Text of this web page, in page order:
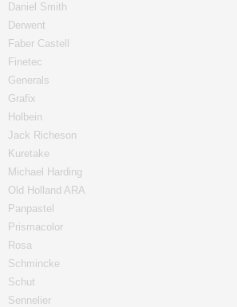
Daniel Smith
Derwent
Faber Castell
Finetec
Generals
Grafix
Holbein
Jack Richeson
Kuretake
Michael Harding
Old Holland ARA
Panpastel
Prismacolor
Rosa
Schmincke
Schut
Sennelier